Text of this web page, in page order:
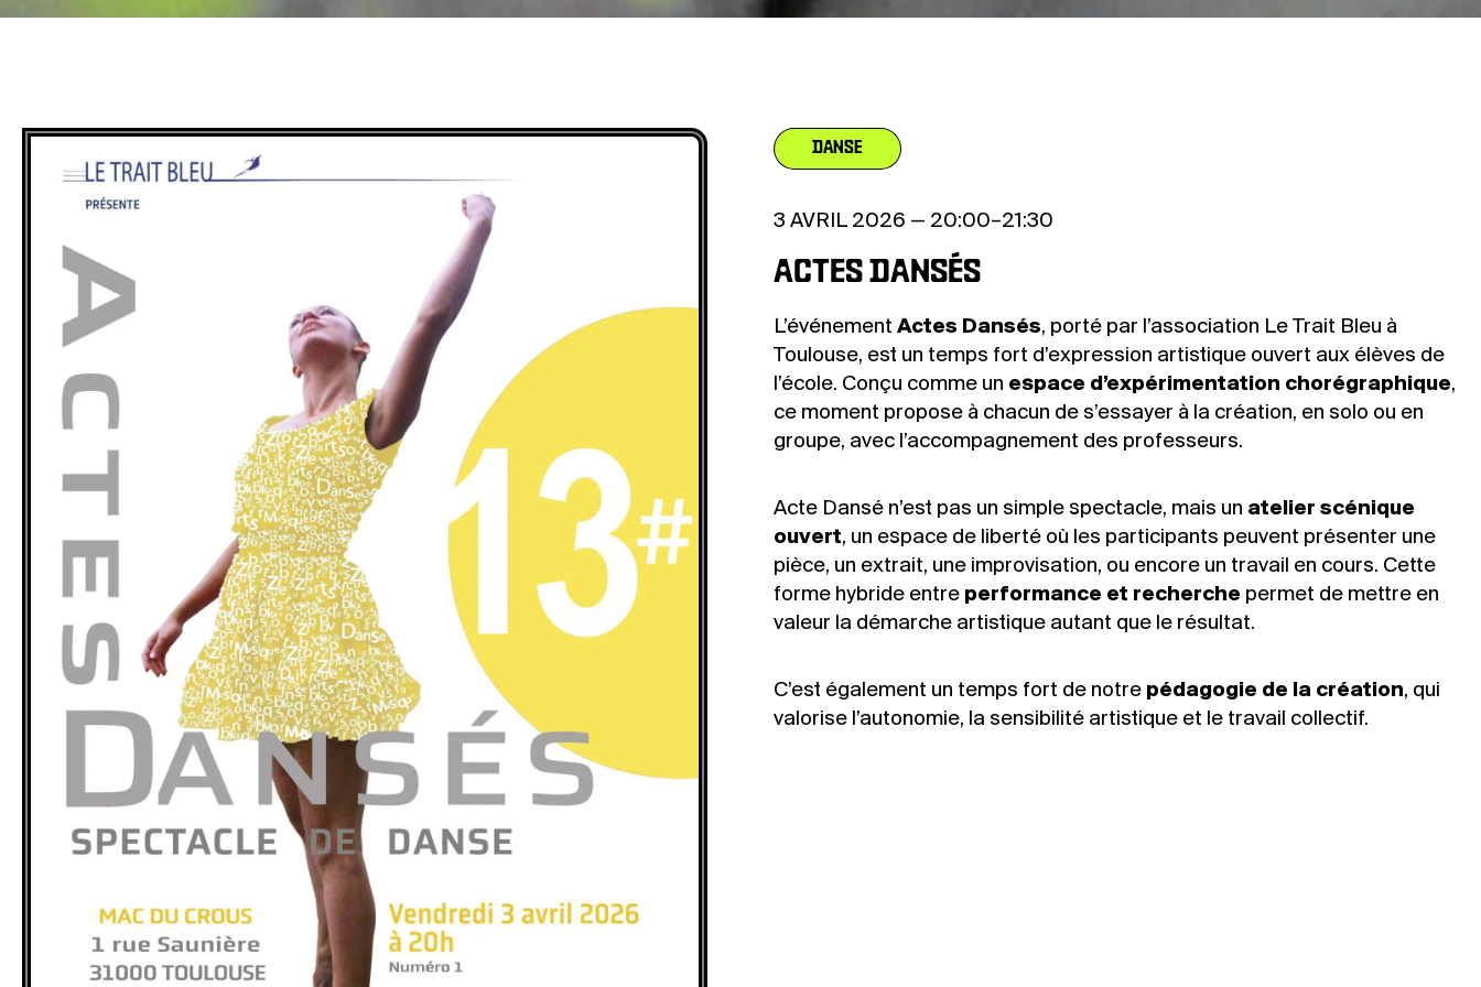
DANSE
3 AVRIL 2026 — 20:00–21:30
ACTES DANSÉS
L’événement Actes Dansés, porté par l’association Le Trait Bleu à
Toulouse, est un temps fort d’expression artistique ouvert aux élèves de
l’école. Conçu comme un espace d’expérimentation chorégraphique,
ce moment propose à chacun de s’essayer à la création, en solo ou en
groupe, avec l’accompagnement des professeurs.
Acte Dansé n’est pas un simple spectacle, mais un atelier scénique
ouvert, un espace de liberté où les participants peuvent présenter une
pièce, un extrait, une improvisation, ou encore un travail en cours. Cette
forme hybride entre performance et recherche permet de mettre en
valeur la démarche artistique autant que le résultat.
C’est également un temps fort de notre pédagogie de la création, qui
valorise l’autonomie, la sensibilité artistique et le travail collectif.